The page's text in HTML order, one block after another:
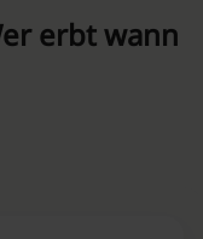
erbt wann